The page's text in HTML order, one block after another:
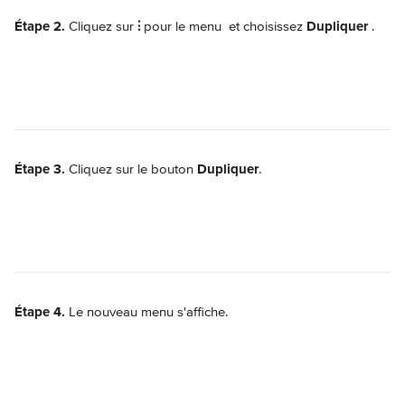
Étape 2. Cliquez sur ⫶ pour le menu et choisissez Dupliquer .
Étape 3. Cliquez sur le bouton Dupliquer.
Étape 4. Le nouveau menu s'affiche.